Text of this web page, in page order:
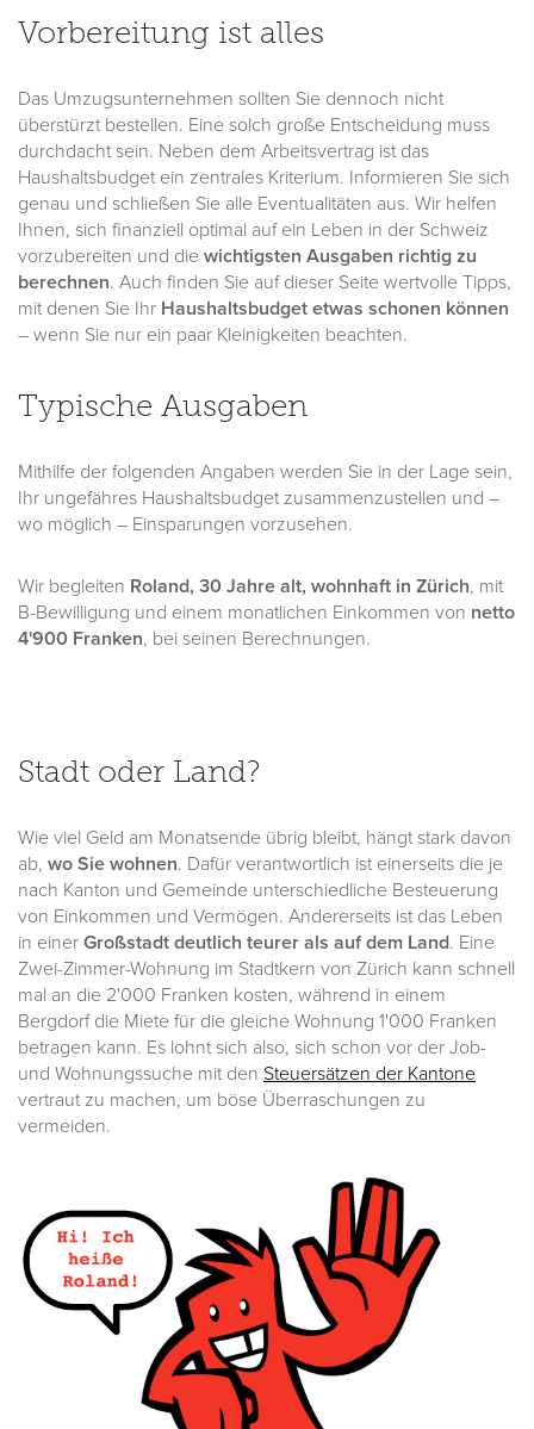
Vorbereitung ist alles
Das Umzugsunternehmen sollten Sie dennoch nicht
überstürzt bestellen. Eine solch große Entscheidung muss
durchdacht sein. Neben dem Arbeitsvertrag ist das
Haushaltsbudget ein zentrales Kriterium. Informieren Sie sich
genau und schließen Sie alle Eventualitäten aus. Wir helfen
Ihnen, sich finanziell optimal auf ein Leben in der Schweiz
vorzubereiten und die wichtigsten Ausgaben richtig zu
berechnen. Auch finden Sie auf dieser Seite wertvolle Tipps,
mit denen Sie Ihr Haushaltsbudget etwas schonen können
– wenn Sie nur ein paar Kleinigkeiten beachten.
Typische Ausgaben
Mithilfe der folgenden Angaben werden Sie in der Lage sein,
Ihr ungefähres Haushaltsbudget zusammenzustellen und –
wo möglich – Einsparungen vorzusehen.
Wir begleiten Roland, 30 Jahre alt, wohnhaft in Zürich, mit
B-Bewilligung und einem monatlichen Einkommen von netto
4'900 Franken, bei seinen Berechnungen.
Stadt oder Land?
Wie viel Geld am Monatsende übrig bleibt, hängt stark davon
ab, wo Sie wohnen. Dafür verantwortlich ist einerseits die je
nach Kanton und Gemeinde unterschiedliche Besteuerung
von Einkommen und Vermögen. Andererseits ist das Leben
in einer Großstadt deutlich teurer als auf dem Land. Eine
Zwei-Zimmer-Wohnung im Stadtkern von Zürich kann schnell
mal an die 2'000 Franken kosten, während in einem
Bergdorf die Miete für die gleiche Wohnung 1'000 Franken
betragen kann. Es lohnt sich also, sich schon vor der Job-
und Wohnungssuche mit den Steuersätzen der Kantone
vertraut zu machen, um böse Überraschungen zu
vermeiden.